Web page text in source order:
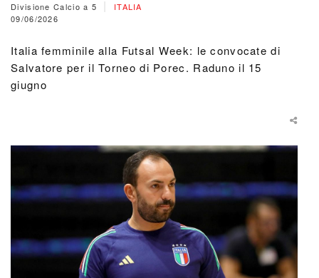
Divisione Calcio a 5
ITALIA
09/06/2026
Italia femminile alla Futsal Week: le convocate di
Salvatore per il Torneo di Porec. Raduno il 15
giugno